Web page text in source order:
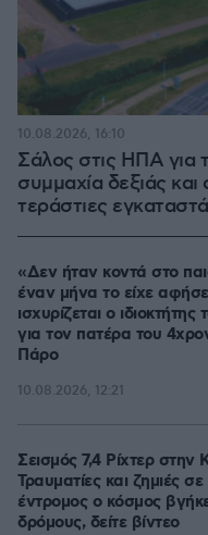
Σάλος στις ΗΠΑ για
συμμαχία δεξιάς και
τεράστιες
10.08.2026, 16:10
«Δεν ήταν κοντά στο
έναν μήνα το είχε
ισχυρίζεται ο
για τον πατέρα του
Πάρο
10.08.2026, 12:21
Σεισμός 7,4 Ρίχτερ στην
Τραυματίες και ζημιές σε
έντρομος ο κόσμος
δρόμους, δείτε βίντεο